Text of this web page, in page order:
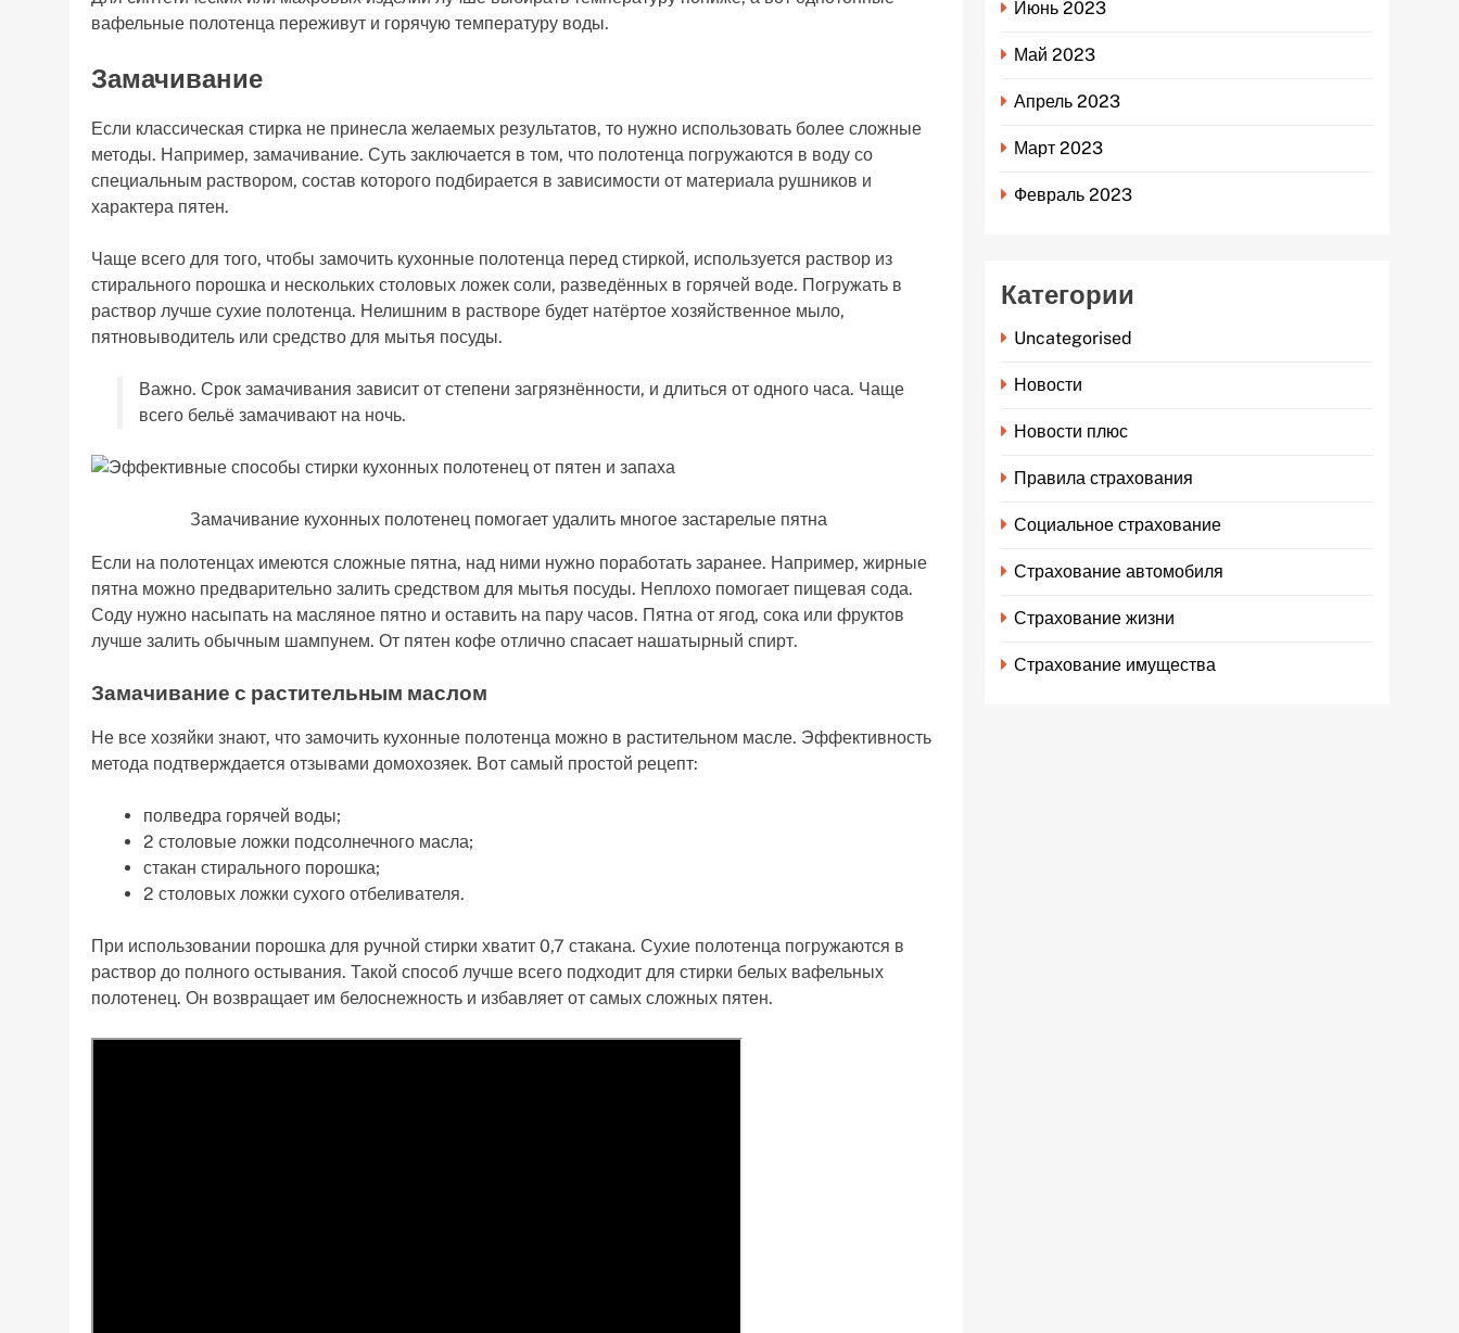
вафельные полотенца переживут и горячую температуру воды.
Замачивание
Если классическая стирка не принесла желаемых результатов, то нужно использовать более сложные
методы. Например, замачивание. Суть заключается в том, что полотенца погружаются в воду со
специальным раствором, состав которого подбирается в зависимости от материала рушников и
характера пятен.
Чаще всего для того, чтобы замочить кухонные полотенца перед стиркой, используется раствор из
стирального порошка и нескольких столовых ложек соли, разведённых в горячей воде. Погружать в
раствор лучше сухие полотенца. Нелишним в растворе будет натёртое хозяйственное мыло,
пятновыводитель или средство для мытья посуды.
Важно. Срок замачивания зависит от степени загрязнённости, и длиться от одного часа. Чаще
всего бельё замачивают на ночь.
Замачивание кухонных полотенец помогает удалить многое застарелые пятна
Если на полотенцах имеются сложные пятна, над ними нужно поработать заранее. Например, жирные
пятна можно предварительно залить средством для мытья посуды. Неплохо помогает пищевая сода.
Соду нужно насыпать на масляное пятно и оставить на пару часов. Пятна от ягод, сока или фруктов
лучше залить обычным шампунем. От пятен кофе отлично спасает нашатырный спирт.
Замачивание с растительным маслом
Не все хозяйки знают, что замочить кухонные полотенца можно в растительном масле. Эффективность
метода подтверждается отзывами домохозяек. Вот самый простой рецепт:
полведра горячей воды;
2 столовые ложки подсолнечного масла;
стакан стирального порошка;
2 столовых ложки сухого отбеливателя.
При использовании порошка для ручной стирки хватит 0,7 стакана. Сухие полотенца погружаются в
раствор до полного остывания. Такой способ лучше всего подходит для стирки белых вафельных
полотенец. Он возвращает им белоснежность и избавляет от самых сложных пятен.
Июнь 2023
Май 2023
Апрель 2023
Март 2023
Февраль 2023
Категории
Uncategorised
Новости
Новости плюс
Правила страхования
Социальное страхование
Страхование автомобиля
Страхование жизни
Страхование имущества